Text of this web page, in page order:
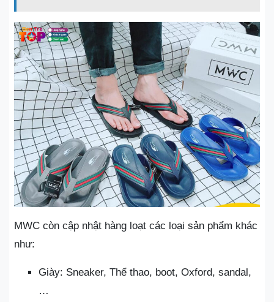
MWC còn cập nhật hàng loạt các loại sản phẩm khác
như:
Giày: Sneaker, Thể thao, boot, Oxford, sandal,
…